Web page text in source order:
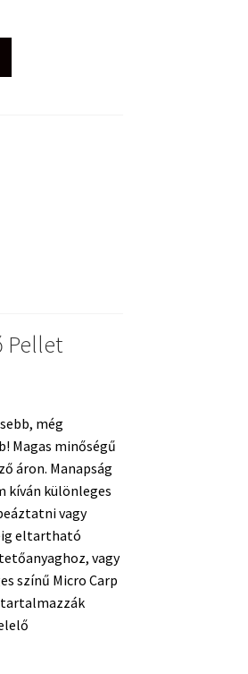
Pellet
még
Magas minőségű
áron. Manapság
kíván különleges
vagy
eltartható
vagy
színű Micro Carp
tartalmazzák